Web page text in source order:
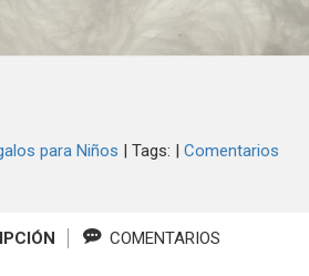
para Niños | Tags: | Comentarios
COMENTARIOS